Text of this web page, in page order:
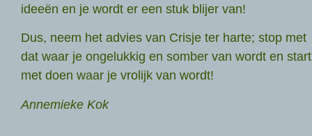
ideeën en je wordt er een stuk blijer van!
Dus, neem het advies van Crisje ter harte; stop met
dat waar je ongelukkig en somber van wordt en start
met doen waar je vrolijk van wordt!
Annemieke Kok